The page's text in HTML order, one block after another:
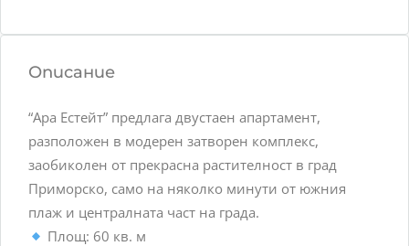
Описание
“Ара Естейт” предлага двустаен апартамент,
разположен в модерен затворен комплекс,
заобиколен от прекрасна растителност в град
Приморско, само на няколко минути от южния
плаж и централната част на града.
Площ: 60 кв. м